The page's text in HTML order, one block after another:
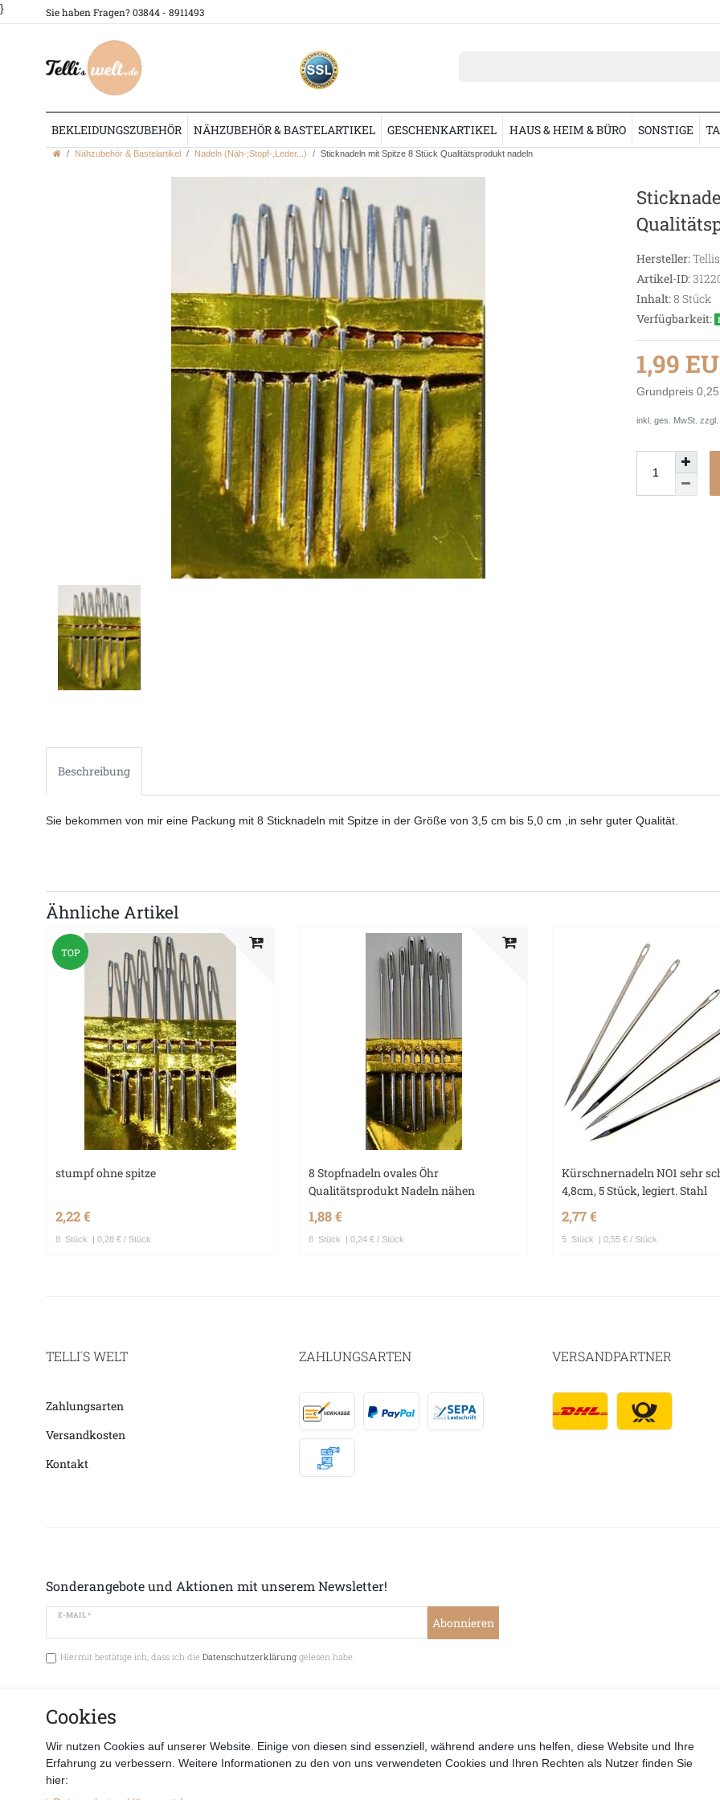
} Sie haben Fragen? 03844 - 8911493
BEKLEIDUNGSZUBEHÖR NÄHZUBEHÖR & BASTELARTIKEL GESCHENKARTIKEL HAUS & HEIM & BÜRO SONSTIGE
Nähzubehör & Bastelartikel Nadeln (Näh-;Stopf-,Leder...) Sticknadeln mit Spitze 8 Stück Qualitätsprodukt nadeln
Hersteller:
Artikel-ID:
Inhalt:8 Stück
Verfügbarkeit:
1,99
Grundpreis
inkl. ges. MwSt. zzgl.
Beschreibung
Sie bekommen von mir eine Packung mit 8 Sticknadeln mit Spitze in der Größe von 3,5 cm bis 5,0 cm ,in sehr guter Qualität.
Ähnliche Artikel
TOP
stumpf ohne spitze
2,22 €
8 Stück | 0,28 € / Stück
8 Stopfnadeln ovales Öhr
Qualitätsprodukt Nadeln nähen
1,88 €
8 Stück | 0,24 € / Stück
Kürschnernadeln NO1 sehr
4,8cm, 5 Stück, legiert. Stahl
2,77 €
5 Stück | 0,55 € / Stück
TELLI´S WELT
Zahlungsarten
Versandkosten
Kontakt
ZAHLUNGSARTEN VERSANDPARTNER
Sonderangebote und Aktionen mit unserem Newsletter!
E-MAIL *
Abonnieren
Hiermit bestätige ich, dass ich die Datenschutzerklärunggelesen habe.
Vertrag widerrufen | Widerrufsrecht | Datenschutzerklärung | AGB
Cookies
Wir nutzen Cookies auf unserer Website. Einige von diesen sind essenziell, während andere uns helfen, diese Website und Ihre
Erfahrung zu verbessern. Weitere Informationen zu den von uns verwendeten Cookies und Ihren Rechten als Nutzer finden Sie
hier: